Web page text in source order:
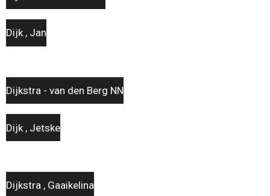
Dijk , Jan
Dijkstra - van den Berg NN
Dijk , Jetske
Dijkstra , Gaaikelina